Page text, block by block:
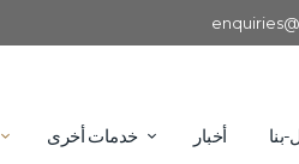
خدمات أخرى أخبار بنا